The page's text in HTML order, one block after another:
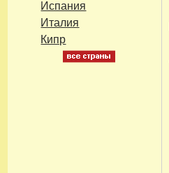
Испания
Италия
Кипр